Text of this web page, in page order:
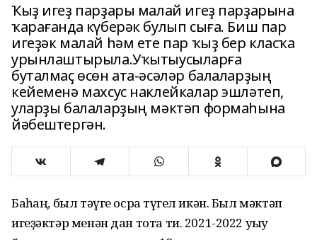
Ҡыҙ игеҙ парҙары малай игеҙ парҙарына
ҡарағанда күберәк булып сыға. Биш пар
игеҙәк малай һәм ете пар ҡыҙ бер класҡа
урынлаштырыла.Уҡытыусыларға
буталмаҫ өсөн ата-әсәләр балаларҙың
кейеменә махсус наклейкалар эшләтеп,
уларҙы балаларҙың мәктәп формаһына
йәбештергән.
Баҡһаң, был тәүге осраҡ түгел икән. Был мәктәп
игеҙәктәр менән дан тота ти. 2021-2022 уҡыу